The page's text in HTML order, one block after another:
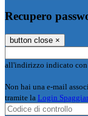
Recupero
button close ×
all'indirizzo indicato con
Non hai una e-mail
tramite la Login